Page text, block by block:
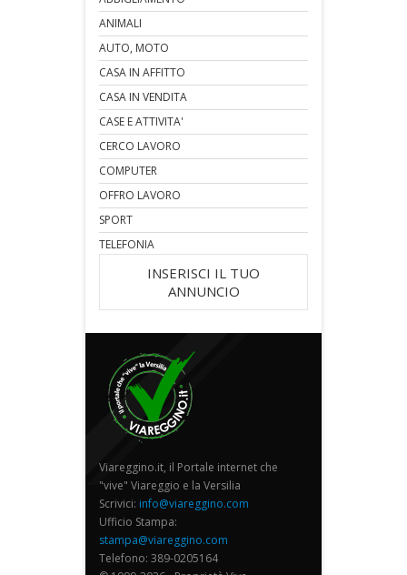
ANIMALI
AUTO, MOTO
CASA IN AFFITTO
CASA IN VENDITA
CASE E ATTIVITA'
CERCO LAVORO
COMPUTER
OFFRO LAVORO
SPORT
TELEFONIA
INSERISCI IL TUO
ANNUNCIO
Viareggino.it, il Portale internet che
"vive" Viareggio e la Versilia
Scrivici: info@viareggino.com
Ufficio Stampa:
stampa@viareggino.com
Telefono: 389-0205164